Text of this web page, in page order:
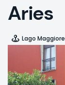
Aries
Lago Maggiore